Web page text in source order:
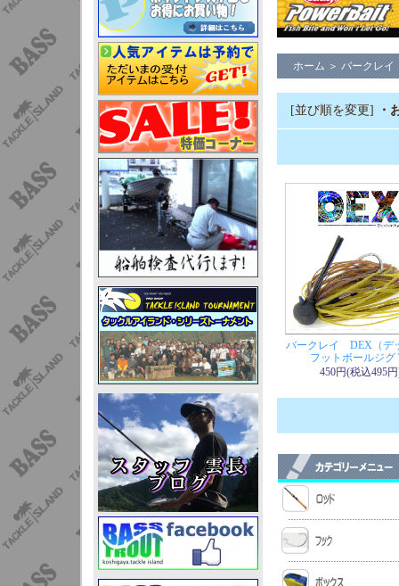
ホーム ＞ バークレイ
[並び順を変更] ・
バークレイ DEX（デ
フットボールジグ
450円(税込495